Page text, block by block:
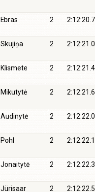
Ebras 2 2:12:20.7
Skujiņa 2 2:12:21.0
Klismete 2 2:12:21.4
Mikutytė 2 2:12:21.6
Audinytė 2 2:12:22.0
Pohl 2 2:12:22.1
Jonaitytė 2 2:12:22.3
Jürisaar 2 2:12:22.5